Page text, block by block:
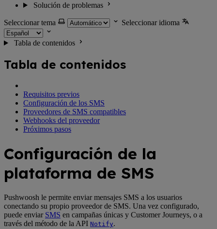
Solución de problemas
Seleccionar tema Seleccionar idioma
Tabla de contenidos
Tabla de contenidos
Requisitos previos
Configuración de los SMS
Proveedores de SMS compatibles
Webhooks del proveedor
Próximos pasos
Configuración de la
plataforma de SMS
Pushwoosh le permite enviar mensajes SMS a los usuarios
conectando su propio proveedor de SMS. Una vez configurado,
puede enviar SMS en campañas únicas y Customer Journeys, o a
través del método de la API Notify.